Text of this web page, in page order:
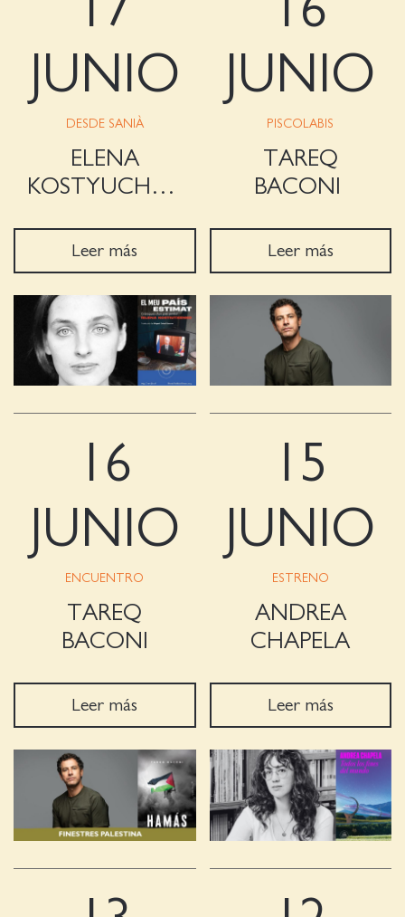
JUNIO
DESDE SANIÀ
ELENA
KOSTYUCHENKO
Leer más
JUNIO
PISCOLABIS
TAREQ
BACONI
Leer más
16
JUNIO
ENCUENTRO
TAREQ
BACONI
Leer más
15
JUNIO
ESTRENO
ANDREA
CHAPELA
Leer más